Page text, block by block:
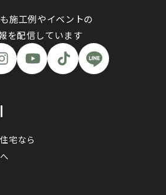
施工例やイベントの
を配信しています
宅なら